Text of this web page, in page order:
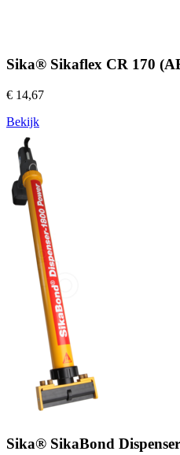
Sika® Sikaflex CR 170
€ 14,67
Bekijk
Sika® SikaBond